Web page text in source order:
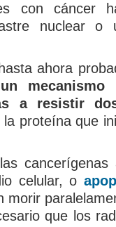
con cáncer
nuclear o
ahora
mecanismo
a resistir
la proteína que
cancerígenas
celular, o
morir
que los